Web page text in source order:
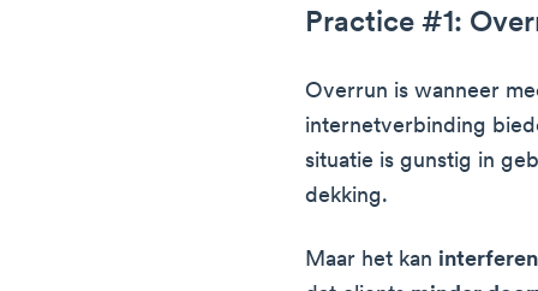
Practice #1:
Overrun is wanneer
internetverbinding
situatie is gunstig in
dekking.
Maar het kan